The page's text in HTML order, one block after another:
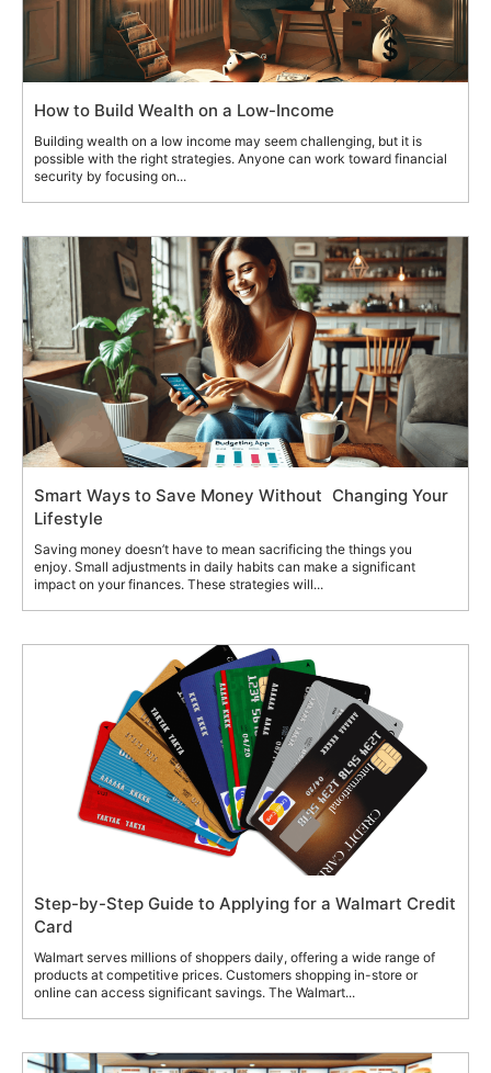
How to Build Wealth on a Low-Income
Building wealth on a low income may seem challenging, but it is
possible with the right strategies. Anyone can work toward financial
security by focusing on...
Smart Ways to Save Money Without Changing Your
Lifestyle
Saving money doesn’t have to mean sacrificing the things you
enjoy. Small adjustments in daily habits can make a significant
impact on your finances. These strategies will...
Step-by-Step Guide to Applying for a Walmart Credit
Card
Walmart serves millions of shoppers daily, offering a wide range of
products at competitive prices. Customers shopping in-store or
online can access significant savings. The Walmart...